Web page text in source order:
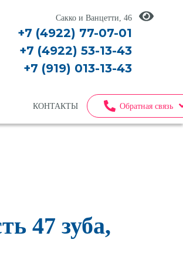
Сакко и Ванцетти, 46
+7 (4922) 77-07-01
+7 (4922) 53-13-43
+7 (919) 013-13-43
КОНТАКТЫ Обратная связь
47 зуба,